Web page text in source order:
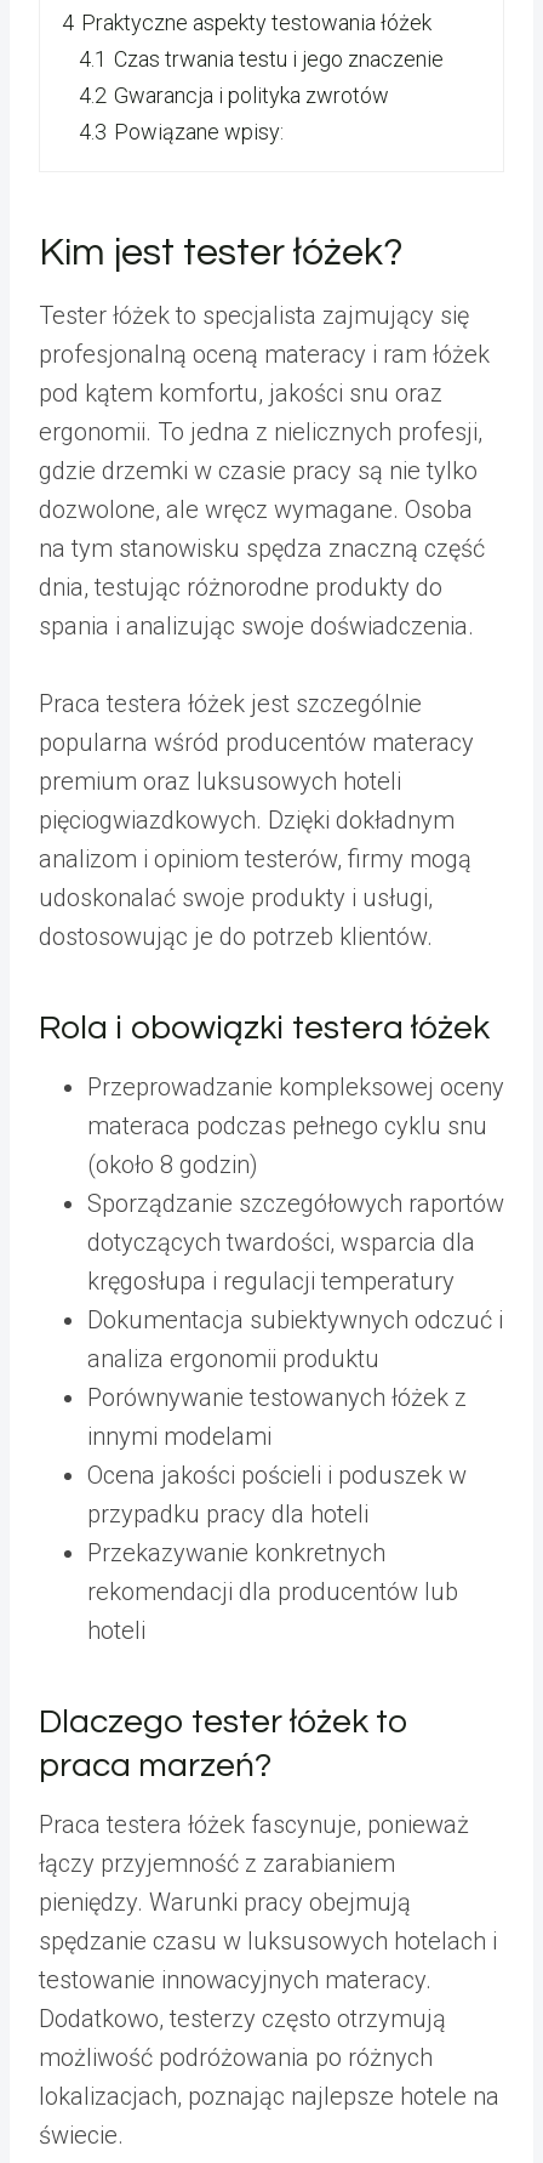
4 Praktyczne aspekty testowania łóżek
4.1 Czas trwania testu i jego znaczenie
4.2 Gwarancja i polityka zwrotów
4.3 Powiązane wpisy:
Kim jest tester łóżek?
Tester łóżek to specjalista zajmujący się
profesjonalną oceną materacy i ram łóżek
pod kątem komfortu, jakości snu oraz
ergonomii. To jedna z nielicznych profesji,
gdzie drzemki w czasie pracy są nie tylko
dozwolone, ale wręcz wymagane. Osoba
na tym stanowisku spędza znaczną część
dnia, testując różnorodne produkty do
spania i analizując swoje doświadczenia.
Praca testera łóżek jest szczególnie
popularna wśród producentów materacy
premium oraz luksusowych hoteli
pięciogwiazdkowych. Dzięki dokładnym
analizom i opiniom testerów, firmy mogą
udoskonalać swoje produkty i usługi,
dostosowując je do potrzeb klientów.
Rola i obowiązki testera łóżek
Przeprowadzanie kompleksowej oceny
materaca podczas pełnego cyklu snu
(około 8 godzin)
Sporządzanie szczegółowych raportów
dotyczących twardości, wsparcia dla
kręgosłupa i regulacji temperatury
Dokumentacja subiektywnych odczuć i
analiza ergonomii produktu
Porównywanie testowanych łóżek z
innymi modelami
Ocena jakości pościeli i poduszek w
przypadku pracy dla hoteli
Przekazywanie konkretnych
rekomendacji dla producentów lub
hoteli
Dlaczego tester łóżek to
praca marzeń?
Praca testera łóżek fascynuje, ponieważ
łączy przyjemność z zarabianiem
pieniędzy. Warunki pracy obejmują
spędzanie czasu w luksusowych hotelach i
testowanie innowacyjnych materacy.
Dodatkowo, testerzy często otrzymują
możliwość podróżowania po różnych
lokalizacjach, poznając najlepsze hotele na
świecie.